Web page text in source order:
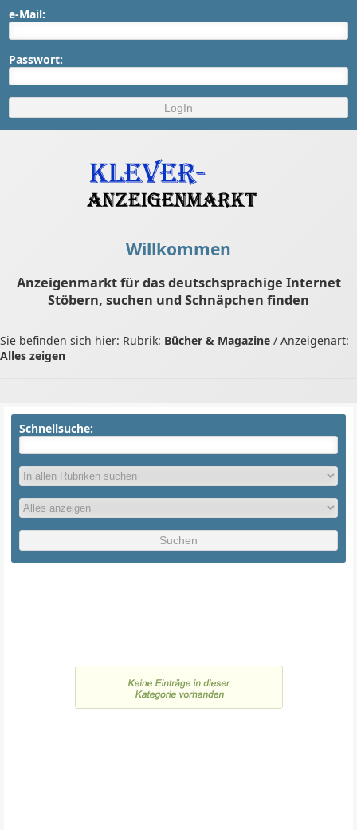
e-Mail:
Passwort:
Willkommen
Anzeigenmarkt für das deutschsprachige Internet
Stöbern, suchen und Schnäpchen finden
Sie befinden sich hier: Rubrik: Bücher & Magazine / Anzeigenart:
Alles zeigen
Schnellsuche: